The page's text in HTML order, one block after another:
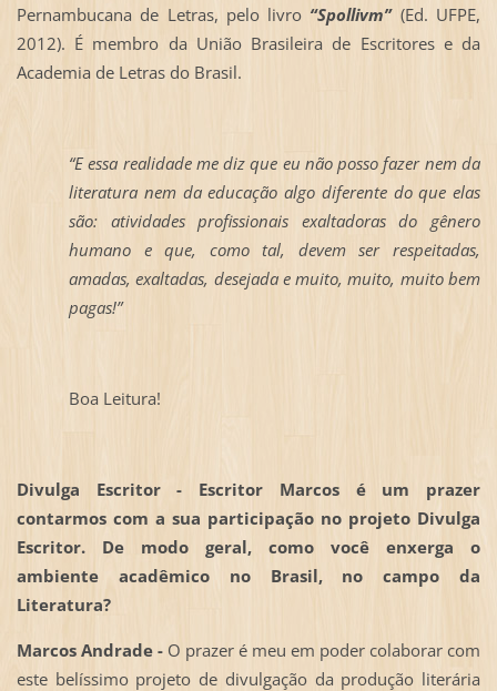
Pernambucana de Letras, pelo livro “Spollivm”(Ed. UFPE,
2012). É membro da União Brasileira de Escritores e da
Academia de Letras do Brasil.
“E essa realidade me diz que eu não posso fazer nem da
literatura nem da educação algo diferente do que elas
são: atividades profissionais exaltadoras do gênero
humano e que, como tal, devem ser respeitadas,
amadas, exaltadas, desejada e muito, muito, muito bem
pagas!”
Boa Leitura!
Divulga Escritor - Escritor Marcos é um prazer
contarmos com a sua participação no projeto Divulga
Escritor. De modo geral, como você enxerga o
ambiente acadêmico no Brasil, no campo da
Literatura?
Marcos Andrade - O prazer é meu em poder colaborar com
este belíssimo projeto de divulgação da produção literária